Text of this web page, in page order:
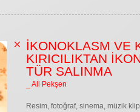
İKONOKLASM VE
KIRICILIKTAN
TÜR SALINMA
_ Ali Pekşen
Resim, fotoğraf, sinema, müzik